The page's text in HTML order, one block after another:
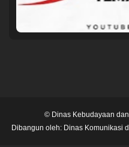
© Dinas Kebudayaan
Dibangun oleh: Dinas Komunikasi